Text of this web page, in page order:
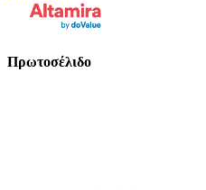
Πρωτοσέλιδο